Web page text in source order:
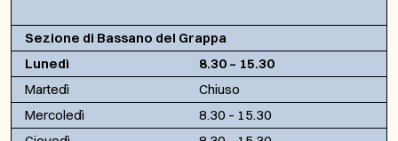
Sezione di Bassano del Grappa
Lunedì
8.30 – 15.30
Martedì
Chiuso
Mercoledì
8.30 – 15.30